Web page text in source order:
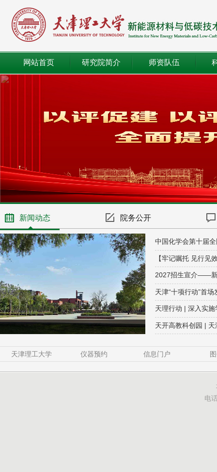
网站首页 研究院简介 师资队伍
新闻动态 院务公开
中国化学会第十届
2027招生宣介——新
天津“十项行动”首
天理行动 | 深入实
天开高教科创园 |
天津理工大学 仪器预约 信息门户
电